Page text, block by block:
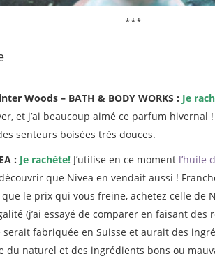
***
Woods – BATH & BODY WORKS : Je
et j’ai beaucoup aimé ce parfum hivernal
senteurs boisées très douces.
: Je rachète! J’utilise en ce moment l’huile
que Nivea en vendait aussi !
que le prix qui vous freine, achetez celle de
(j’ai essayé de comparer en faisant
serait fabriquée en Suisse et aurait des
du naturel et des ingrédients bons ou